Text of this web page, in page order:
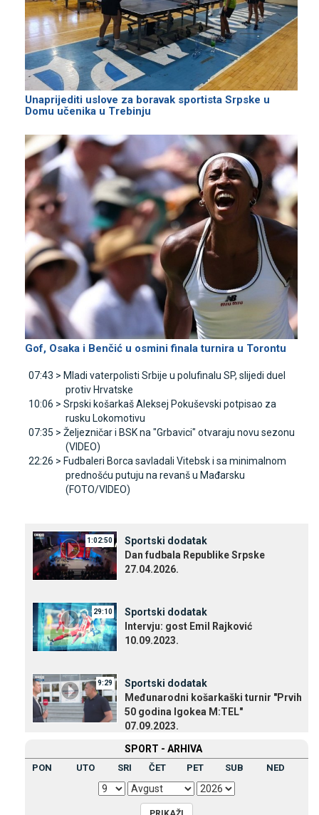
Unaprijediti uslove za boravak sportista Srpske u
Domu učenika u Trebinju
Gof, Osaka i Benčić u osmini finala turnira u Torontu
07:43 > Mladi vaterpolisti Srbije u polufinalu SP, slijedi duel
protiv Hrvatske
10:06 > Srpski košarkaš Aleksej Pokuševski potpisao za
rusku Lokomotivu
07:35 > Željezničar i BSK na "Grbavici" otvaraju novu sezonu
(VIDEO)
22:26 > Fudbaleri Borca savladali Vitebsk i sa minimalnom
prednošću putuju na revanš u Mađarsku
(FOTO/VIDEO)
1:02:50
Sportski dodatak
Dan fudbala Republike Srpske
27.04.2026.
29:10
Sportski dodatak
Intervju: gost Emil Rajković
10.09.2023.
9:29
Sportski dodatak
Međunarodni košarkaški turnir "Prvih
50 godina Igokea M:TEL"
07.09.2023.
SPORT - ARHIVA
PON UTO SRI ČET PET SUB NED